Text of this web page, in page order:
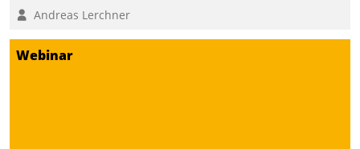
Andreas Lerchner
Webinar